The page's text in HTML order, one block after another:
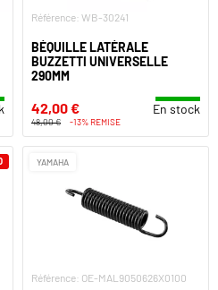
Référence: WB-30241
BÉQUILLE LATÉRALE
BUZZETTI UNIVERSELLE
290MM
42,00 € En stock
48,00 € -13% REMISE
YAMAHA
Référence: OE-MAL9050626X0100